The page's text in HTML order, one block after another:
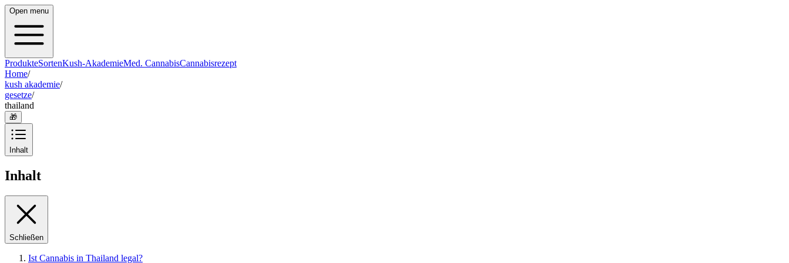
Open menu
ProdukteSortenKush-AkademieMed. CannabisCannabisrezept
Home/
kush akademie/
gesetze/
thailand
🎁
Inhalt
Inhalt
Schließen
Ist Cannabis in Thailand legal?